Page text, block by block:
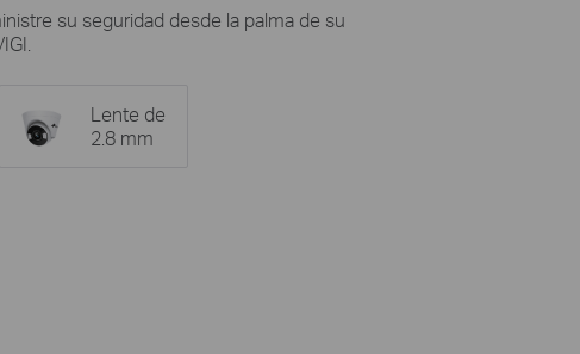
su seguridad desde la palma de su
Lente de
2.8 mm